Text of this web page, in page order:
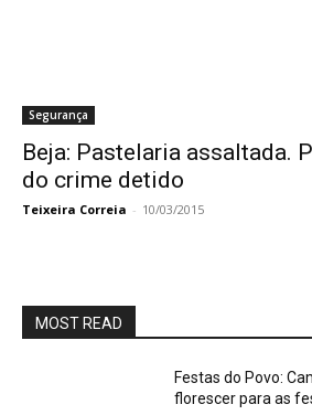
Segurança
Beja: Pastelaria assaltada.
do crime detido
Teixeira Correia - 10/03/2015
MOST READ
Festas do Povo:
florescer para as